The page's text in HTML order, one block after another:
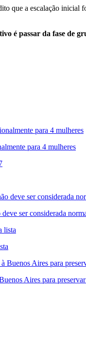
que a escalação
é passar da fase de
para 4 mulheres
ser considerada
Aires para